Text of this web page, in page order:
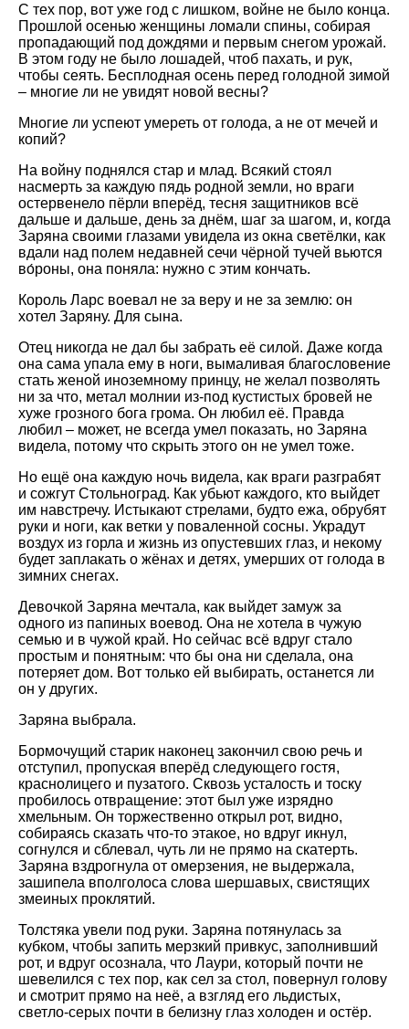
С тех пор, вот уже год с лишком, войне не было конца.
Прошлой осенью женщины ломали спины, собирая
пропадающий под дождями и первым снегом урожай.
В этом году не было лошадей, чтоб пахать, и рук,
чтобы сеять. Бесплодная осень перед голодной зимой
– многие ли не увидят новой весны?
Многие ли успеют умереть от голода, а не от мечей и
копий?
На войну поднялся стар и млад. Всякий стоял
насмерть за каждую пядь родной земли, но враги
остервенело пёрли вперёд, тесня защитников всё
дальше и дальше, день за днём, шаг за шагом, и, когда
Заряна своими глазами увидела из окна светёлки, как
вдали над полем недавней сечи чёрной тучей вьются
во́роны, она поняла: нужно с этим кончать.
Король Ларс воевал не за веру и не за землю: он
хотел Заряну. Для сына.
Отец никогда не дал бы забрать её силой. Даже когда
она сама упала ему в ноги, вымаливая благословение
стать женой иноземному принцу, не желал позволять
ни за что, метал молнии из-под кустистых бровей не
хуже грозного бога грома. Он любил её. Правда
любил – может, не всегда умел показать, но Заряна
видела, потому что скрыть этого он не умел тоже.
Но ещё она каждую ночь видела, как враги разграбят
и сожгут Стольноград. Как убьют каждого, кто выйдет
им навстречу. Истыкают стрелами, будто ежа, обрубят
руки и ноги, как ветки у поваленной сосны. Украдут
воздух из горла и жизнь из опустевших глаз, и некому
будет заплакать о жёнах и детях, умерших от голода в
зимних снегах.
Девочкой Заряна мечтала, как выйдет замуж за
одного из папиных воевод. Она не хотела в чужую
семью и в чужой край. Но сейчас всё вдруг стало
простым и понятным: что бы она ни сделала, она
потеряет дом. Вот только ей выбирать, останется ли
он у других.
Заряна выбрала.
Бормочущий старик наконец закончил свою речь и
отступил, пропуская вперёд следующего гостя,
краснолицего и пузатого. Сквозь усталость и тоску
пробилось отвращение: этот был уже изрядно
хмельным. Он торжественно открыл рот, видно,
собираясь сказать что-то этакое, но вдруг икнул,
согнулся и сблевал, чуть ли не прямо на скатерть.
Заряна вздрогнула от омерзения, не выдержала,
зашипела вполголоса слова шершавых, свистящих
змеиных проклятий.
Толстяка увели под руки. Заряна потянулась за
кубком, чтобы запить мерзкий привкус, заполнивший
рот, и вдруг осознала, что Лаури, который почти не
шевелился с тех пор, как сел за стол, повернул голову
и смотрит прямо на неё, а взгляд его льдистых,
светло-серых почти в белизну глаз холоден и остёр.